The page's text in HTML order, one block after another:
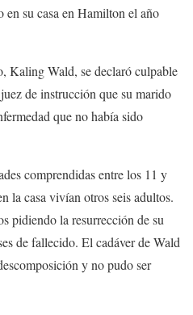
en su casa en Hamilton el año
Kaling Wald, se declaró culpable
de instrucción que su marido
que no había sido
comprendidas entre los 11 y
la casa vivían otros seis adultos.
pidiendo la resurrección de su
de fallecido. El cadáver de Wald
y no pudo ser